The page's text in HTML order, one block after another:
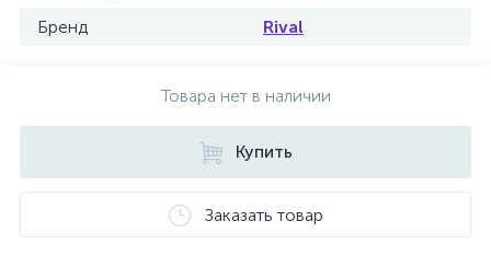
Бренд
Rival
Товара нет в наличии
Купить
Заказать товар